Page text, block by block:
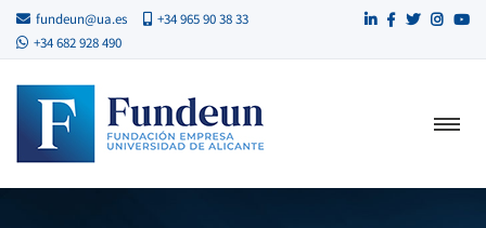
fundeun@ua.es
+34 965 90 38 33
+34 682 928 490